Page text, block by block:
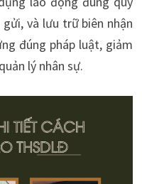
và lưu trữ biên nhận
đúng pháp luật, giảm
lý nhân sự.